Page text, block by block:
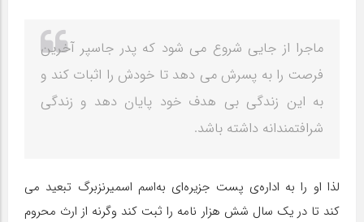
ماجرا از جایی شروع می شود که پدر جاسپر آخرین
فرصت را به پسرش می دهد تا خودش را اثبات کند و
به این زندگی بی هدف خود پایان دهد و زندگی
شرافتمندانه داشته باشد.
لذا او را به اداره‌ی پست جزیره‌ای به‌اسم اسمیرنزبرگ تبعید می
کند تا در یک سال شش هزار نامه را ثبت کند وگرنه از ارث محروم